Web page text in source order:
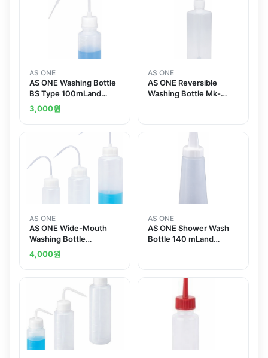
AS ONE
AS ONE Washing Bottle
BS Type 100mLand
others
3,000원
AS ONE
AS ONE Reversible
Washing Bottle Mk-
AS ONE
AS ONE Wide-Mouth
Washing Bottle
250mLand others
4,000원
AS ONE
AS ONE Shower Wash
Bottle 140 mLand